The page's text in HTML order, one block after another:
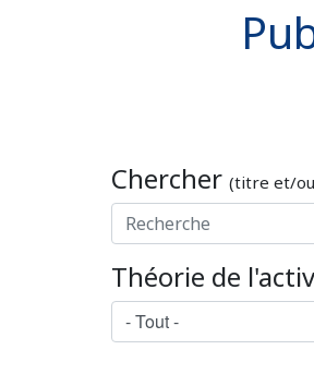
Chercher (titre et/ou
Théorie de